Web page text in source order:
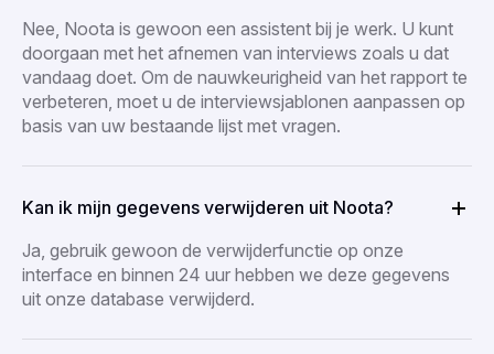
Nee, Noota is gewoon een assistent bij je werk. U kunt
doorgaan met het afnemen van interviews zoals u dat
vandaag doet. Om de nauwkeurigheid van het rapport te
verbeteren, moet u de interviewsjablonen aanpassen op
basis van uw bestaande lijst met vragen.
Kan ik mijn gegevens verwijderen uit Noota?
Ja, gebruik gewoon de verwijderfunctie op onze
interface en binnen 24 uur hebben we deze gegevens
uit onze database verwijderd.